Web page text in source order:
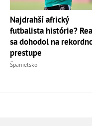
Najdrahší africký
futbalista histórie?
sa dohodol na
prestupe
Španielsko